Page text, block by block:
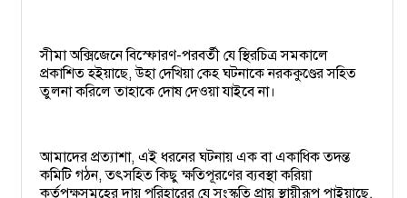
সীমা অক্সিজেনে বিস্ফোরণ-পরবর্তী যে স্থিরচিত্র সমকালে
প্রকাশিত হইয়াছে, উহা দেখিয়া কেহ ঘটনাকে নরককুণ্ডের সহিত
তুলনা করিলে তাহাকে দোষ দেওয়া যাইবে না।
আমাদের প্রত্যাশা, এই ধরনের ঘটনায় এক বা একাধিক তদন্ত
কমিটি গঠন, তৎসহিত কিছু ক্ষতিপূরণের ব্যবস্থা করিয়া
কর্তৃপক্ষসমূহের দায় পরিহারের যে সংস্কৃতি প্রায় স্থায়ীরূপ পাইয়াছে,